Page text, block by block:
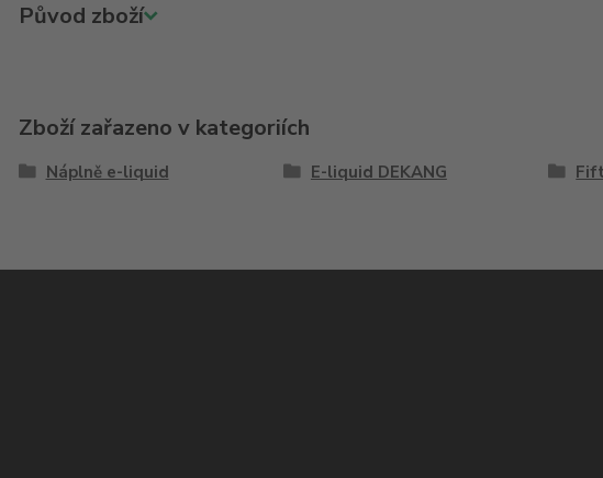
Původ zboží
Zboží zařazeno v kategoriích
Náplně e-liquid E-liquid DEKANG